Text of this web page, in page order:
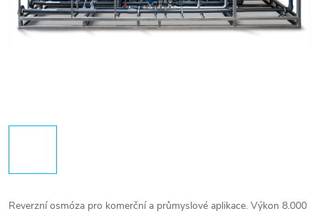
Reverzní osmóza pro komerční a průmyslové aplikace. Výkon 8.000